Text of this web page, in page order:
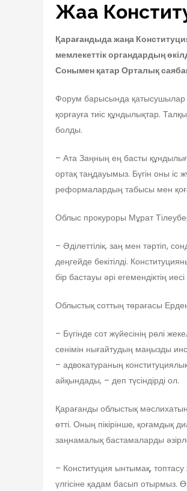
Жаңа
Қарағандыда жаңа
мемлекеттік органдардың
Сонымен қатар Орталық
Форум барысында қатысушылар
қорғауға тиіс құндылықтар.
болды.
– Ата Заңның ең басты
ортақ таңдауымыз. Бүгін оны іс
реформалардың табысы мен
Облыс прокуроры Мұрат
– Әділеттілік, заң мен тәртіп,
деңгейде бекітілді.
бір бастауы әрі егемендіктің
Облыстық соттың төрағасы
– Бүгінде сот жүйесінің рөлі
сенімін нығайтудың маңызды
– адвокатураның
айқындады, – деп түсіндірді ол.
Қарағанды облыстық
өтті. Оның пікірінше, қоғамдық
заңнамалық бастамаларды
– Конституция ынтымақ, топтасу
үлгісіне қадам басып отырмыз.